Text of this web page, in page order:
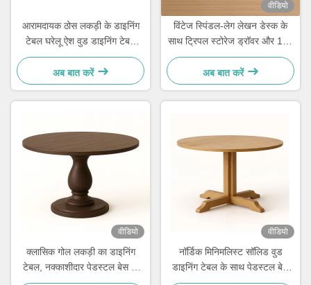
आरामदायक ठोस लकड़ी के डाइनिंग
टेबल घरेलू ऐश वुड डाइनिंग टेबल
180x80cm
अब बात करें
वीडियो
विंटेज स्पिंडल-लेग लेखन डेस्क के
साथ ट्रिपल स्टोरेज ड्रॉवर और 125
* 52 * 77 सेमी आयाम
अब बात करें
वीडियो
क्लासिक गोल लकड़ी का डाइनिंग
टेबल, नक्काशीदार पेडस्टल बेस के
साथ, ठोस ओक, φ90×75 सेमी
वीडियो
नॉर्डिक मिनिमलिस्ट सॉलिड वुड
डाइनिंग टेबल के साथ पेडस्टल बेस
और φ90×75 सेमी गोल डिजाइन 2-